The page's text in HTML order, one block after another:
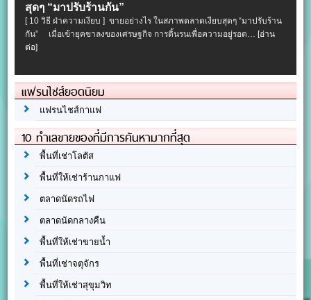
สุดๆ “มาปรับร้านกัน”
[ 10 วิธี ฝ่าความเงียบ ] ขายอย่างไร ในสภาพตลาดเงียบสุดๆ “มาปรับร้าน
กัน” เมื่อเข้ายุคขาลงของเศรษฐกิจ การดิ้นรนเพื่อความอยู่รอด…[อ่าน
ต่อ]
แฟรนไชส์ยอดนิยม
แฟรนไชส์กาแฟ
10 ทำเลขายของที่มีการค้นหามากที่สุด
พื้นที่เช่าโลตัส
พื้นที่ให้เช่าร้านกาแฟ
ตลาดนัดรถไฟ
ตลาดนัดกลางคืน
พื้นที่ให้เช่าขายน้ำ
พื้นที่เช่าจตุจักร
พื้นที่ให้เช่าสุขุมวิท